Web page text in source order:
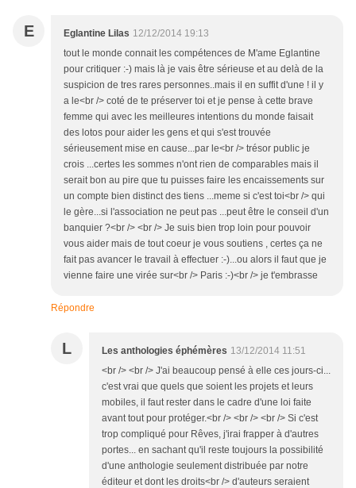
E Eglantine Lilas 12/12/2014 19:13
tout le monde connait les compétences de M'ame Eglantine
pour critiquer :-) mais là je vais être sérieuse et au delà de la
suspicion de tres rares personnes..mais il en suffit d'une ! il y
a le<br /> coté de te préserver toi et je pense à cette brave
femme qui avec les meilleures intentions du monde faisait
des lotos pour aider les gens et qui s'est trouvée
sérieusement mise en cause...par le<br /> trésor public je
crois ...certes les sommes n'ont rien de comparables mais il
serait bon au pire que tu puisses faire les encaissements sur
un compte bien distinct des tiens ...meme si c'est toi<br /> qui
le gère...si l'association ne peut pas ...peut être le conseil d'un
banquier ?<br /> <br /> Je suis bien trop loin pour pouvoir
vous aider mais de tout coeur je vous soutiens , certes ça ne
fait pas avancer le travail à effectuer :-)...ou alors il faut que je
vienne faire une virée sur<br /> Paris :-)<br /> je t'embrasse
Répondre
L Les anthologies éphémères 13/12/2014 11:51
<br /> <br /> J'ai beaucoup pensé à elle ces jours-ci...
c'est vrai que quels que soient les projets et leurs
mobiles, il faut rester dans le cadre d'une loi faite
avant tout pour protéger.<br /> <br /> <br /> Si c'est
trop compliqué pour Rêves, j'irai frapper à d'autres
portes... en sachant qu'il reste toujours la possibilité
d'une anthologie seulement distribuée par notre
éditeur et dont les droits<br /> d'auteurs seraient